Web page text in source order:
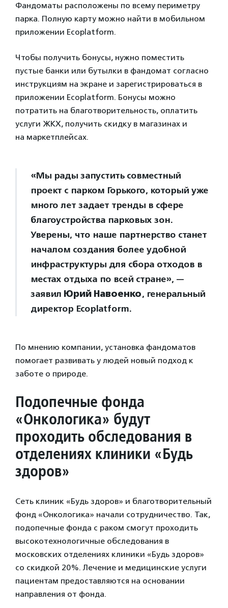
Фандоматы расположены по всему периметру
парка. Полную карту можно найти в мобильном
приложении Ecoplatform.
Чтобы получить бонусы, нужно поместить
пустые банки или бутылки в фандомат согласно
инструкциям на экране и зарегистрироваться в
приложении Ecoplatform. Бонусы можно
потратить на благотворительность, оплатить
услуги ЖКХ, получить скидку в магазинах и
на маркетплейсах.
«Мы рады запустить совместный
проект с парком Горького, который уже
много лет задает тренды в сфере
благоустройства парковых зон.
Уверены, что наше партнерство станет
началом создания более удобной
инфраструктуры для сбора отходов в
местах отдыха по всей стране», —
заявил Юрий Навоенко, генеральный
директор Ecoplatform.
По мнению компании, установка фандоматов
помогает развивать у людей новый подход к
заботе о природе.
Подопечные фонда
«Онкологика» будут
проходить обследования в
отделениях клиники «Будь
здоров»
Сеть клиник «Будь здоров» и благотворительный
фонд «Онкологика» начали сотрудничество. Так,
подопечные фонда с раком смогут проходить
высокотехнологичные обследования в
московских отделениях клиники «Будь здоров»
со скидкой 20%. Лечение и медицинские услуги
пациентам предоставляются на основании
направления от фонда.